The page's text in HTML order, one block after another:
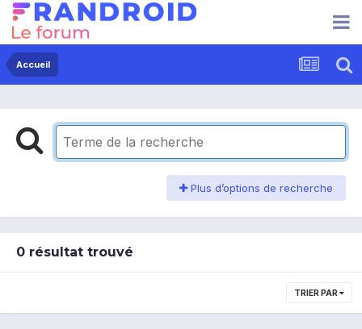
Accueil
Plus d’options de recherche
0 résultat trouvé
TRIER PAR